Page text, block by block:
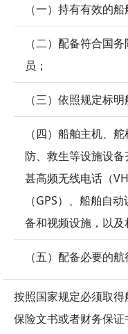
（一）持有有效的
（二）配备符合国
员；
（三）依照规定标
（四）船舶主机、
防、救生等设施设
甚高频无线电话（
（GPS）、船舶自
备和视频设施，以及
（五）配备必要的航
按照国家规定必须取
保险文书或者财务保证